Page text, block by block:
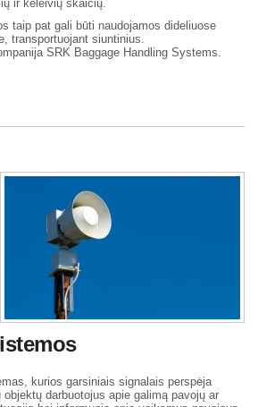
ir keleivių skaičių.
taip pat gali būti naudojamos dideliuose
transportuojant siuntinius.
SRK Baggage Handling Systems.
kurios garsiniais signalais perspėja
darbuotojus apie galimą pavojų ar